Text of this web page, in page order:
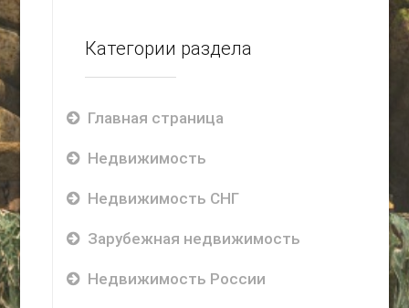
Категории раздела
Главная страница
Недвижимость
Недвижимость СНГ
Зарубежная недвижимость
Недвижимость России